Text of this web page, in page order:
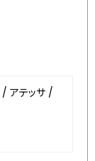
/ アテッサ /